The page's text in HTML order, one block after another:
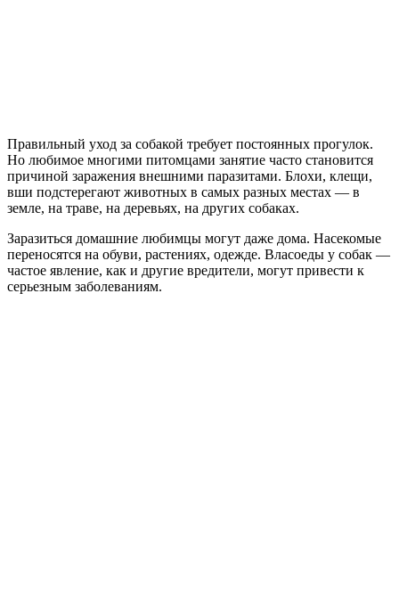
Правильный уход за собакой требует постоянных прогулок.
Но любимое многими питомцами занятие часто становится
причиной заражения внешними паразитами. Блохи, клещи,
вши подстерегают животных в самых разных местах — в
земле, на траве, на деревьях, на других собаках.
Заразиться домашние любимцы могут даже дома. Насекомые
переносятся на обуви, растениях, одежде. Власоеды у собак —
частое явление, как и другие вредители, могут привести к
серьезным заболеваниям.